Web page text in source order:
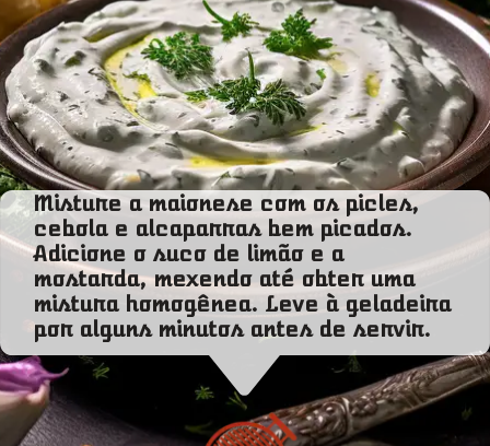
Misture a maionese com os picles,
cebola e alcaparras bem picados.
Adicione o suco de limão e a
mostarda, mexendo até obter uma
mistura homogênea. Leve à geladeira
por alguns minutos antes de servir.